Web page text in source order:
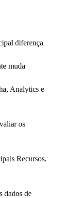
diferença
muda
Analytics e
os
Recursos,
dados de